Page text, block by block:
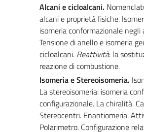
Alcani e cicloalcani.
alcani e proprietà fisiche.
isomeria conformazionale negli
Tensione di anello e isomeria
cicloalcani. Reattività: la
reazione di combustione.
Isomeria e Stereoisomeria.
La stereoisomeria: isomeria
configurazionale. La chiralità.
Stereocentri. Enantiomeria.
Polarimetro. Configurazione